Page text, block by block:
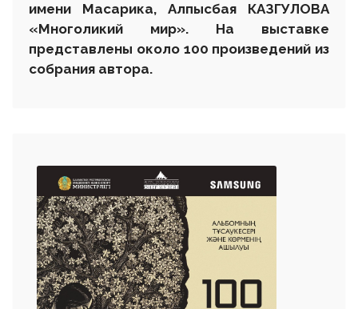
имени Масарика, Алпысбая КАЗГУЛОВА
«Многоликий мир». На выставке
представлены около 100 произведений из
собрания автора.